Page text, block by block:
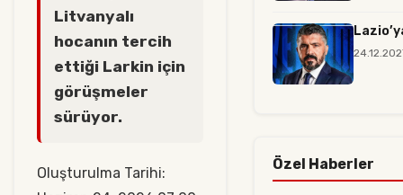
Litvanyalı
hocanın tercih
ettiği Larkin için
görüşmeler
sürüyor.
Oluşturulma Tarihi:
Özel Haberler